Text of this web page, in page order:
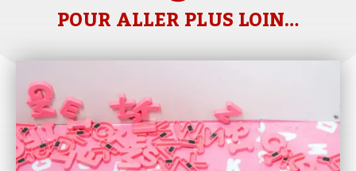
POUR ALLER PLUS LOIN…